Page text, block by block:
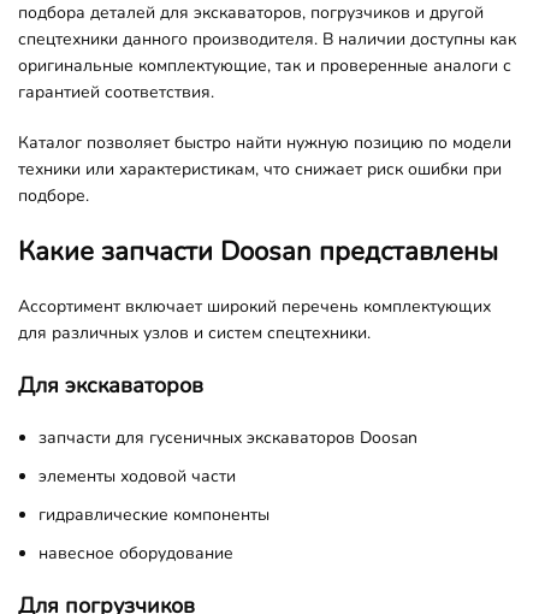
подбора деталей для экскаваторов, погрузчиков и другой
спецтехники данного производителя. В наличии доступны как
оригинальные комплектующие, так и проверенные аналоги с
гарантией соответствия.
Каталог позволяет быстро найти нужную позицию по модели
техники или характеристикам, что снижает риск ошибки при
подборе.
Какие запчасти Doosan представлены
Ассортимент включает широкий перечень комплектующих
для различных узлов и систем спецтехники.
Для экскаваторов
запчасти для гусеничных экскаваторов Doosan
элементы ходовой части
гидравлические компоненты
навесное оборудование
Для погрузчиков